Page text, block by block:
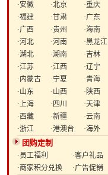
·安徽 ·北京
·重庆
·福建
·甘肃
·广东
·广西
·贵州
·海南
·河北
·河南
·黑龙江
·湖北
·湖南
·吉林
·江苏
·江西
·辽宁
·内蒙古
·宁夏
·青海
·山东
·山西
·陕西
·上海
·四川
·天津
·西藏
·新疆
·云南
·浙江
·港澳台 ·海外
团购定制
·员工福利
·客户礼品
·商家积分兑换
·广告促销